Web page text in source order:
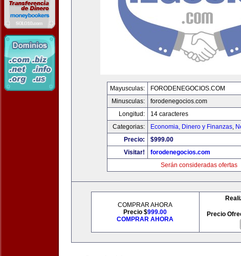
Mayusculas:
FORODENEGOCIOS.COM
Minusculas:
forodenegocios.com
Longitud:
14 caracteres
Categorias:
Economia, Dinero y Finanzas,
Precio:
$999.00
Visitar!
forodenegocios.com
Serán consideradas ofertas
COMPRAR AHORA
Precio $999.00
COMPRAR AHORA
Precio